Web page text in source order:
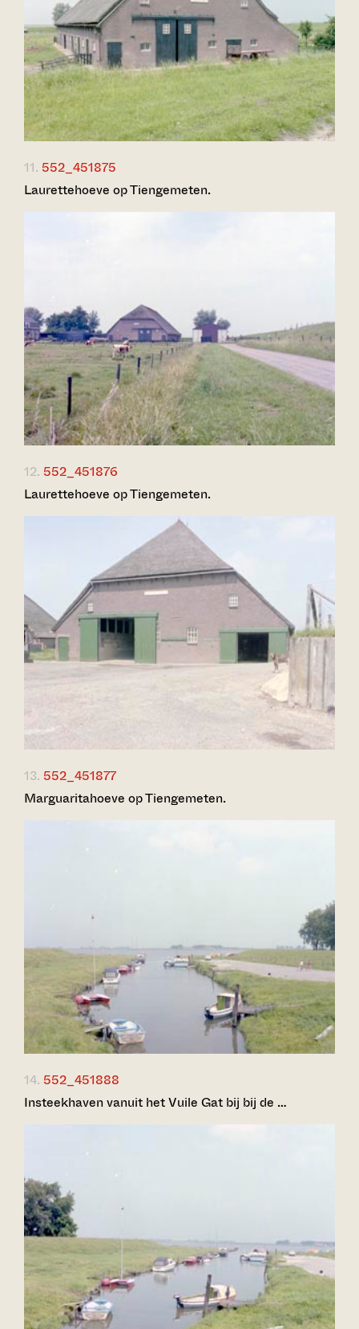
11. 552_451875
Laurettehoeve op Tiengemeten.
12. 552_451876
Laurettehoeve op Tiengemeten.
13. 552_451877
Marguaritahoeve op Tiengemeten.
14. 552_451888
Insteekhaven vanuit het Vuile Gat bij bij de …